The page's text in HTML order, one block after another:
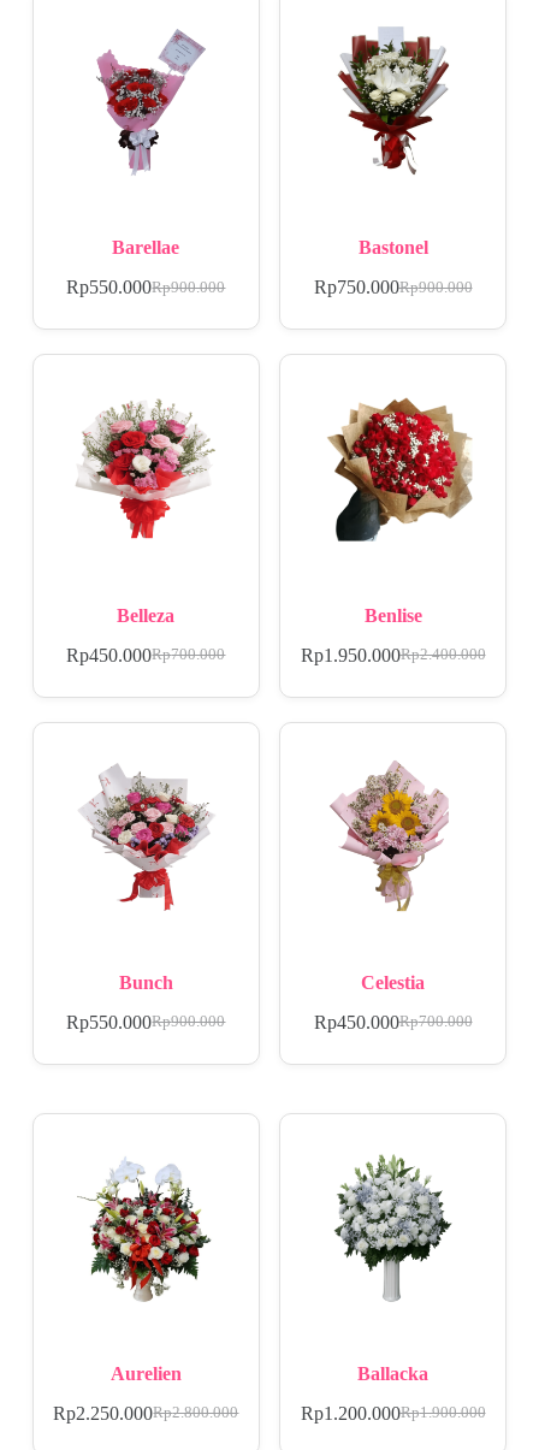
Barellae
Rp900.000
Rp550.000
Bastonel
Rp900.000
Rp750.000
Belleza
Rp700.000
Rp450.000
Benlise
Rp2.400.000
Rp1.950.000
Bunch
Rp900.000
Rp550.000
Celestia
Rp700.000
Rp450.000
Aurelien
Rp2.800.000
Rp2.250.000
Ballacka
Rp1.900.000
Rp1.200.000